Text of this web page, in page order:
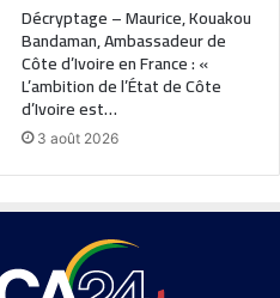
Décryptage – Maurice, Kouakou
Bandaman, Ambassadeur de
Côte d’Ivoire en France : «
L’ambition de l’État de Côte
d’Ivoire est…
3 août 2026